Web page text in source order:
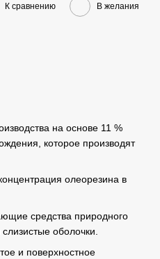
К сравнению В желания
на основе 11 %
которое производят
олеорезина в
средства природного
оболочки.
и поверхностное